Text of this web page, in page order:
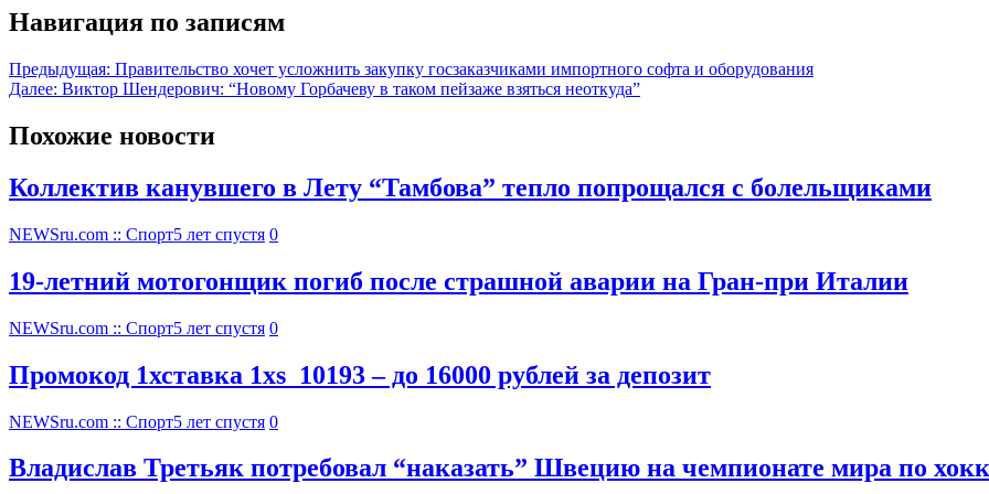
Навигация по записям
Предыдущая: Правительство хочет усложнить закупку госзаказчиками импортного софта и оборудования
Далее: Виктор Шендерович: “Новому Горбачеву в таком пейзаже взяться неоткуда”
Похожие новости
Коллектив канувшего в Лету “Тамбова” тепло попрощался с болельщиками
NEWSru.com :: Спорт5 лет спустя 0
19-летний мотогонщик погиб после страшной аварии на Гран-при Италии
NEWSru.com :: Спорт5 лет спустя 0
Промокод 1хставка 1xs_10193 – до 16000 рублей за депозит
NEWSru.com :: Спорт5 лет спустя 0
Владислав Третьяк потребовал “наказать” Швецию на чемпионате мира по